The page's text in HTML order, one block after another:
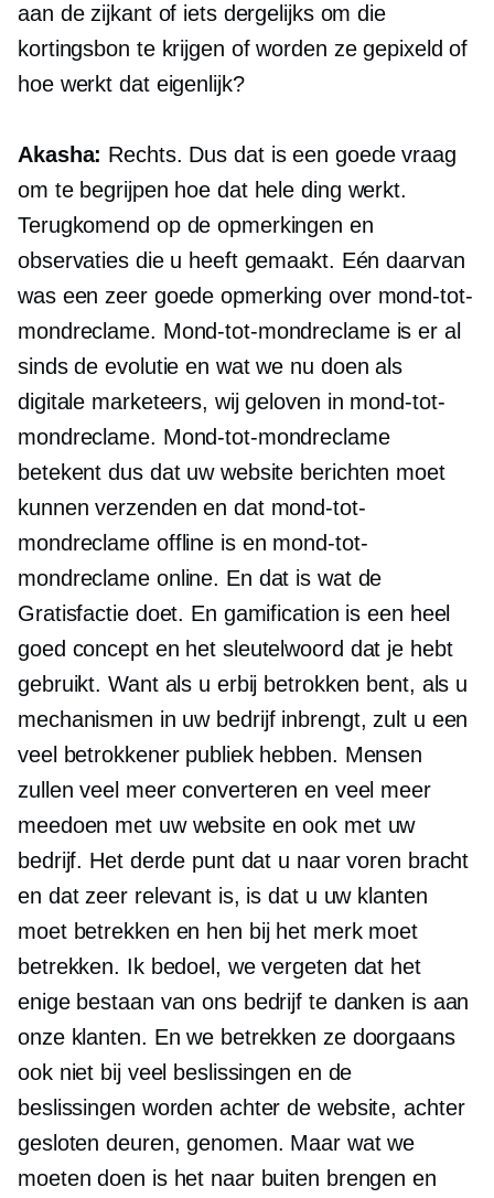
aan de zijkant of iets dergelijks om die
kortingsbon te krijgen of worden ze gepixeld of
hoe werkt dat eigenlijk?
Akasha: Rechts. Dus dat is een goede vraag
om te begrijpen hoe dat hele ding werkt.
Terugkomend op de opmerkingen en
observaties die u heeft gemaakt. Eén daarvan
was een zeer goede opmerking over mond-tot-
mondreclame. Mond-tot-mondreclame is er al
sinds de evolutie en wat we nu doen als
digitale marketeers, wij geloven in mond-tot-
mondreclame. Mond-tot-mondreclame
betekent dus dat uw website berichten moet
kunnen verzenden en dat mond-tot-
mondreclame offline is en mond-tot-
mondreclame online. En dat is wat de
Gratisfactie doet. En gamification is een heel
goed concept en het sleutelwoord dat je hebt
gebruikt. Want als u erbij betrokken bent, als u
mechanismen in uw bedrijf inbrengt, zult u een
veel betrokkener publiek hebben. Mensen
zullen veel meer converteren en veel meer
meedoen met uw website en ook met uw
bedrijf. Het derde punt dat u naar voren bracht
en dat zeer relevant is, is dat u uw klanten
moet betrekken en hen bij het merk moet
betrekken. Ik bedoel, we vergeten dat het
enige bestaan ​​van ons bedrijf te danken is aan
onze klanten. En we betrekken ze doorgaans
ook niet bij veel beslissingen en de
beslissingen worden achter de website, achter
gesloten deuren, genomen. Maar wat we
moeten doen is het naar buiten brengen en